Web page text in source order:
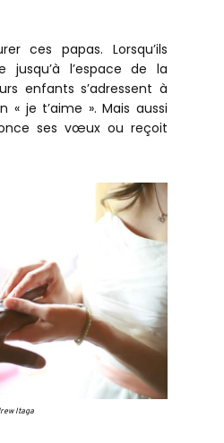
ces papas. Lorsqu’ils
jusqu’à l’espace de la
enfants s’adressent à
je t’aime ». Mais aussi
ses vœux ou reçoit
Itaga